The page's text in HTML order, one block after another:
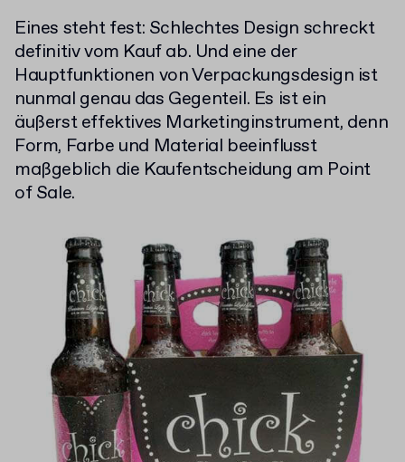
Eines steht fest: Schlechtes Design schreckt
definitiv vom Kauf ab. Und eine der
Hauptfunktionen von Verpackungsdesign ist
nunmal genau das Gegenteil. Es ist ein
äußerst effektives Marketinginstrument, denn
Form, Farbe und Material beeinflusst
maßgeblich die Kaufentscheidung am Point
of Sale.